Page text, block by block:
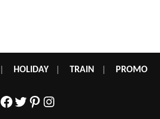
HOLIDAY| TRAIN PROMO
Facebook
Twitter
Pinterest
Instagram